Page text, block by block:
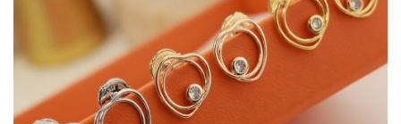
2026人気特集
バッグ
財布
時計
服
ズボン
衣装セット
靴
住まい用品
アクセサリー
ベルト
スカーフ
アイフォーンケ
ース
小物